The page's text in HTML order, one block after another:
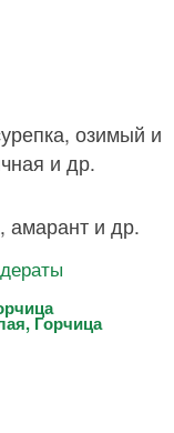
озимый и
и др.
амарант и др.
Горчица